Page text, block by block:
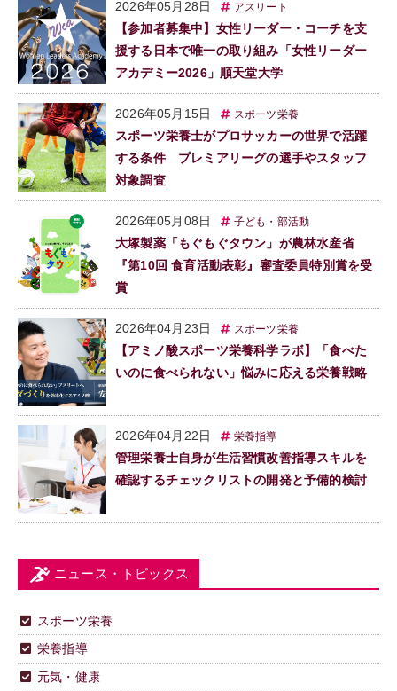
2026年05月28日 アスリート
【参加者募集中】女性リーダー・コーチを支
援する日本で唯一の取り組み「女性リーダー
アカデミー2026」順天堂大学
2026年05月15日 スポーツ栄養
スポーツ栄養士がプロサッカーの世界で活躍
する条件 プレミアリーグの選手やスタッフ
対象調査
2026年05月08日 子ども・部活動
大塚製薬「もぐもぐタウン」が農林水産省
『第10回 食育活動表彰』審査委員特別賞を受
賞
2026年04月23日 スポーツ栄養
【アミノ酸スポーツ栄養科学ラボ】「食べた
いのに食べられない」悩みに応える栄養戦略
2026年04月22日 栄養指導
管理栄養士自身が生活習慣改善指導スキルを
確認するチェックリストの開発と予備的検討
ニュース・トピックス
スポーツ栄養
栄養指導
元気・健康